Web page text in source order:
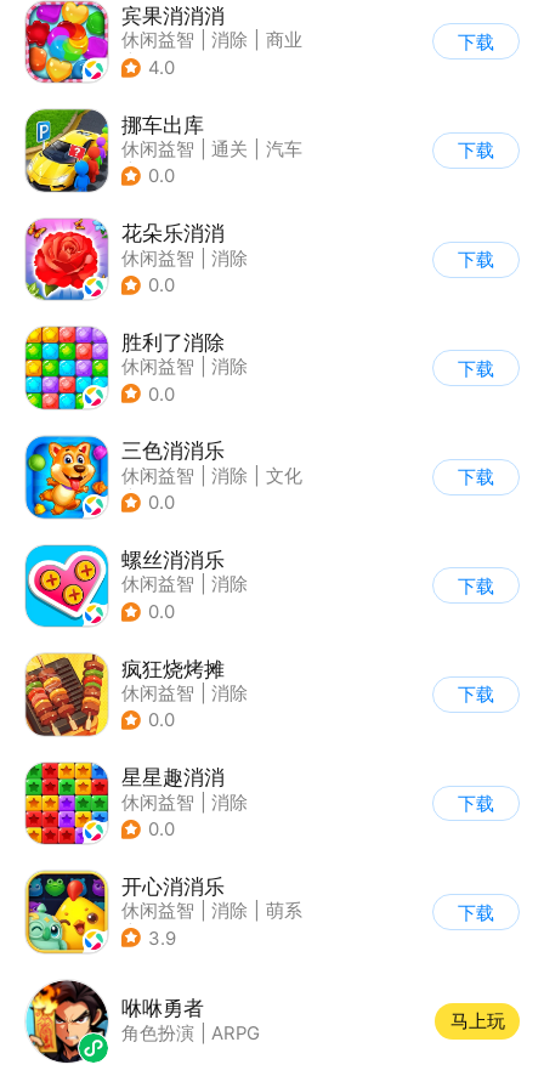
宾果消消消
休闲益智 消除
商业
| 宾果消消消
4.0
下载
挪车出库
休闲益智 通关
汽车
| 卡通
0.0
下载
花朵乐消消
休闲益智
消除
0.0
下载
胜利了消除
休闲益智
消除
0.0
下载
三色消消乐
休闲益智 消除
文化
| 写实
0.0
下载
螺丝消消乐
休闲益智
消除
0.0
下载
疯狂烧烤摊
休闲益智
消除
0.0
下载
星星趣消消
休闲益智
消除
0.0
下载
开心消消乐
休闲益智 消除
萌系
| 乐元素
3.9
下载
咻咻勇者
角色扮演 ARPG
马上玩